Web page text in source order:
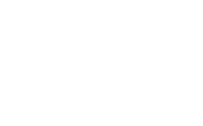
kakvu svijet tek otkriva